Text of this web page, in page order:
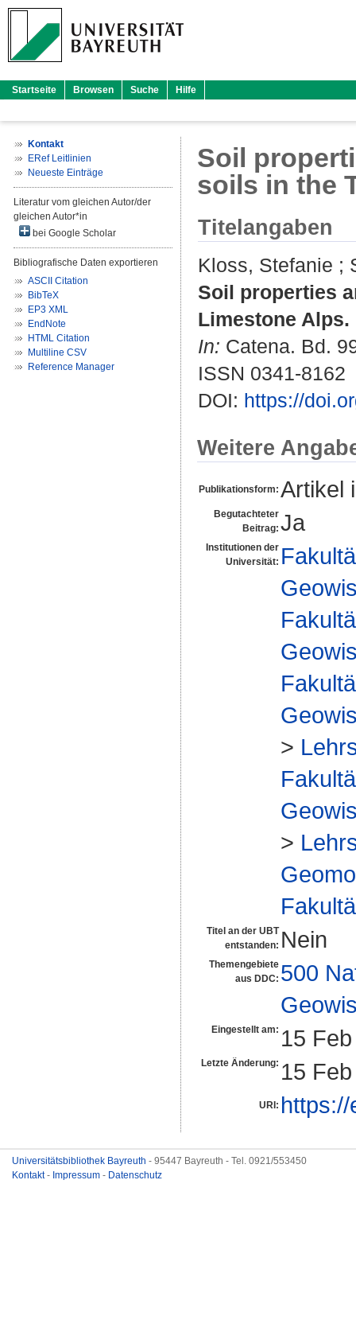
Startseite Browsen Suche Hilfe
Kontakt
ERef Leitlinien
Neueste Einträge
Literatur vom gleichen Autor/der
gleichen Autor*in
bei Google Scholar
Bibliografische Daten exportieren
ASCII Citation
BibTeX
EP3 XML
EndNote
HTML Citation
Multiline CSV
Reference Manager
Soil
soils in the
Titelangaben
Kloss, Stefanie ;
Soil properties
Limestone Alps.
In: Catena. Bd.
ISSN 0341-8162
DOI: https://
Weitere
Publikationsform: Artikel
Begutachteter
Beitrag: Ja
Institutionen der
Universität:
>
>
Titel an der UBT
entstanden: Nein
Themengebiete
aus DDC: 500
Eingestellt am: 15
Letzte Änderung: 15
URI:
Universitätsbibliothek Bayreuth - 95447 Bayreuth - Tel. 0921/553450
Kontakt- Impressum - Datenschutz